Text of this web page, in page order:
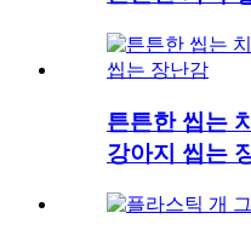
튼튼한 씹는
강아지 씹는